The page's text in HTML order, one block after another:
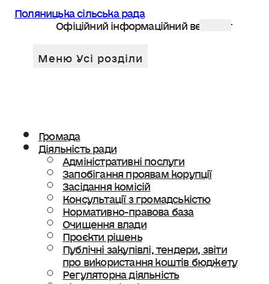
Поляницька сільська рада
Офіційний інформаційний веб сайт
Громада
Діяльність ради
Адміністративні послуги
Запобігання проявам корупції
Засідання комісій
Консультації з громадськістю
Нормативно-правова база
Очищення влади
Проєкти рішень
Публічні закупівлі, тендери, звіти
про використання коштів бюджету
Регуляторна діяльність